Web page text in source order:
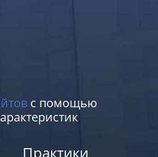
с помощью
Практики